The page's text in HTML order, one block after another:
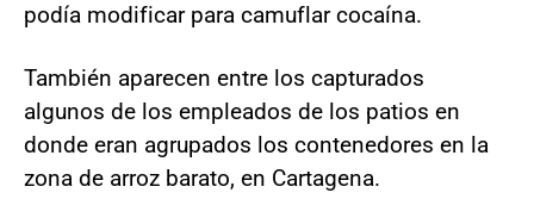
podía modificar para camuflar cocaína.
También aparecen entre los capturados
algunos de los empleados de los patios en
donde eran agrupados los contenedores en la
zona de arroz barato, en Cartagena.